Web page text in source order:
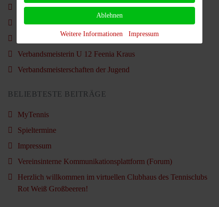
Vorstand im Amt bestätigt
Weihnachtsfeier Kids & Jugendliche am Nikolaustag
Sommercamp für Erwachsene 2025
Verbandsmeisterin U 12 Feenia Kraus
Verbandsmeisterschaften der Jugend
BELIEBTESTE BEITRÄGE
MyTennis
Spieltermine
Impressum
Vereinsinterne Kommunikationsplattform (Forum)
Herzlich willkommen im virtuellen Clubhaus des Tennisclubs
Rot Weiß Großbeeren!
Ablehnen
Weitere Informationen Impressum